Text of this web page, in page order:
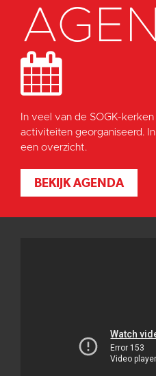
In veel van de SOGK-
activiteiten georganiseerd.
een overzicht.
BEKIJK AGENDA